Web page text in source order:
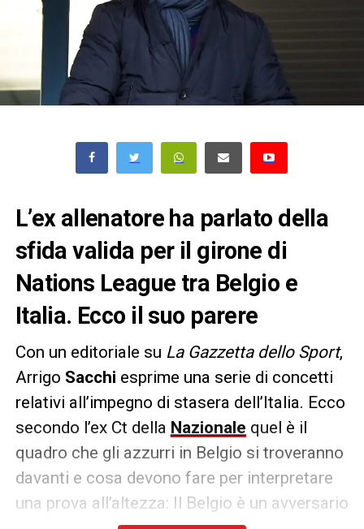
L’ex allenatore ha parlato della
sfida valida per il girone di
Nations League tra Belgio e
Italia. Ecco il suo parere
Con un editoriale su La Gazzetta dello Sport,
Arrigo Sacchi esprime una serie di concetti
relativi all’impegno di stasera dell’Italia. Ecco
secondo l’ex Ct della Nazionale quel è il
quadro che gli azzurri in Belgio si troveranno
davanti e cosa devono fare per interpretare
una prova all’altezza: Il Belgio è un avversario